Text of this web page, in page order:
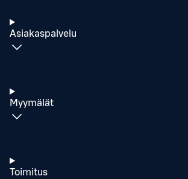
Asiakaspalvelu
Myymälät
Toimitus